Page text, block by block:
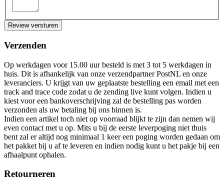
Review versturen
Verzenden
Op werkdagen voor 15.00 uur besteld is met 3 tot 5 werkdagen in
huis. Dit is afhankelijk van onze verzendpartner PostNL en onze
leveranciers. U krijgt van uw geplaatste bestelling een email met een
track and trace code zodat u de zending live kunt volgen. Indien u
kiest voor een bankoverschrijving zal de bestelling pas worden
verzonden als uw betaling bij ons binnen is.
Indien een artikel toch niet op voorraad blijkt te zijn dan nemen wij
even contact met u op. Mits u bij de eerste leverpoging niet thuis
bent zal er altijd nog minimaal 1 keer een poging worden gedaan om
het pakket bij u af te leveren en indien nodig kunt u het pakje bij een
afhaalpunt ophalen.
Retourneren